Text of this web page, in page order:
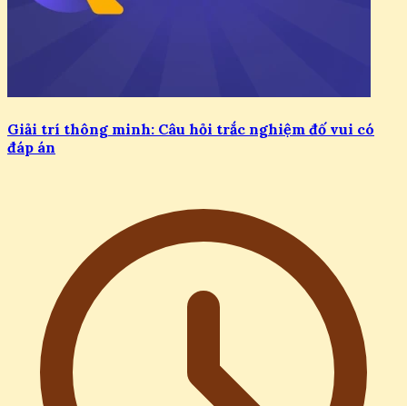
Giải trí thông minh: Câu hỏi trắc nghiệm đố vui có
đáp án